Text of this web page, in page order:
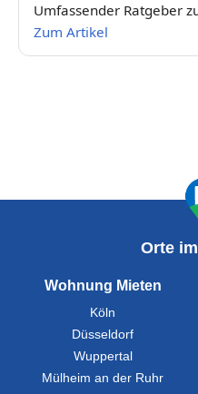
Umfassender Ratgeber
Zum Artikel
Orte
Wohnung Mieten
Köln
Düsseldorf
Wuppertal
Mülheim an der Ruhr